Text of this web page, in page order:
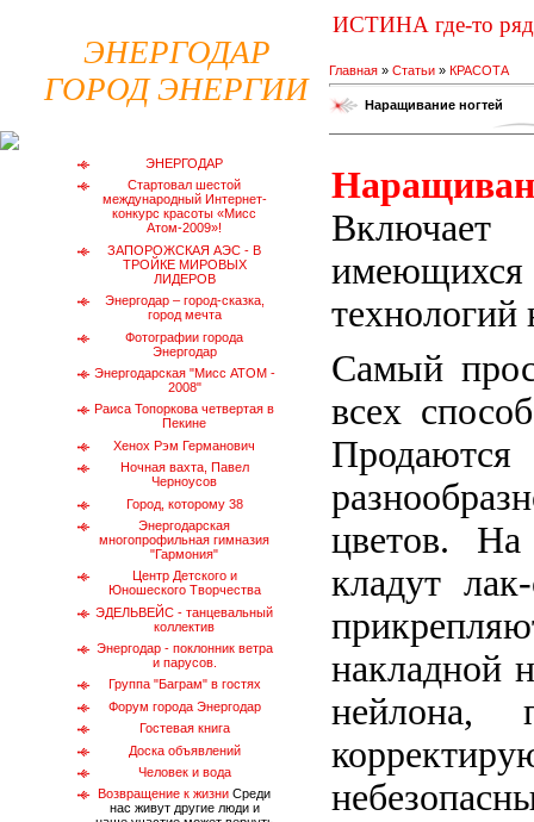
ЭНЕРГОДАР
ГОРОД ЭНЕРГИИ
ЭНЕРГОДАР
Стартовал шестой
международный Интернет-
конкурс красоты «Мисс
Атом-2009»!
ЗАПОРОЖСКАЯ АЭС - В
ТРОЙКЕ МИРОВЫХ
ЛИДЕРОВ
Энергодар – город-сказка,
город мечта
Фотографии города
Энергодар
Энергодарская "Мисс АТОМ -
2008"
Раиса Топоркова четвертая в
Пекине
Хенох Рэм Германович
Ночная вахта, Павел
Черноусов
Город, которому 38
Энергодарская
многопрофильная гимназия
"Гармония"
Центр Детского и
Юношеского Творчества
ЭДЕЛЬВЕЙС - танцевальный
коллектив
Энергодар - поклонник ветра
и парусов.
Группа "Баграм" в гостях
Форум города Энергодар
Гостевая книга
Доска объявлений
Человек и вода
Возвращение к жизни Среди
нас живут другие люди и
ИСТИНА где-то
Главная » Статьи » КРАСОТА
Наращивание ногтей
имеющихся
технологий
Самый
всех
цветов. На
кладут
накладной
нейлона,